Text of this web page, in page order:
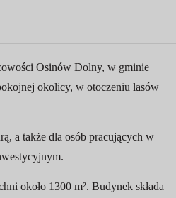
Osinów Dolny, w gminie
okolicy, w otoczeniu lasów
a także dla osób pracujących w
około 1300 m². Budynek składa